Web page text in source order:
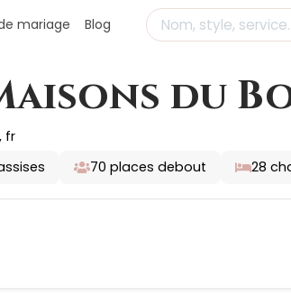
mariage Blog
du
fr
70 places debout 28